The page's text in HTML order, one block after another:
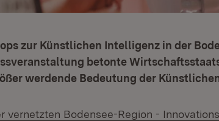
zur Künstlichen Intelligenz in der
betonte
werdende Bedeutung der
vernetzten Bodensee-Region -